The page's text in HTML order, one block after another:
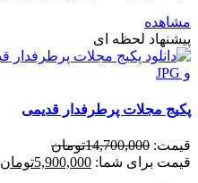
مشاهده
پیشنهاد لحظه ای
پکیج مجلات پرطرفدار قدیمی
قیمت: 14,700,000تومان
قیمت برای شما: 5,900,000تومان